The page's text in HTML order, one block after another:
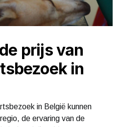
prijs van
in
in België kunnen
de ervaring van de